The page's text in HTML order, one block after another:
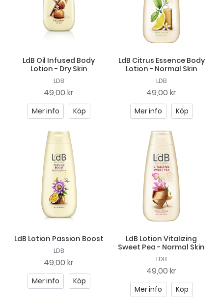
LdB Oil Infused Body
Lotion - Dry Skin
LDB
49,00 kr
Mer info Köp
LdB Citrus Essence Body
Lotion - Normal Skin
LDB
49,00 kr
Mer info Köp
LdB Lotion Passion Boost
LDB
49,00 kr
Mer info Köp
LdB Lotion Vitalizing
Sweet Pea - Normal Skin
LDB
49,00 kr
Mer info Köp